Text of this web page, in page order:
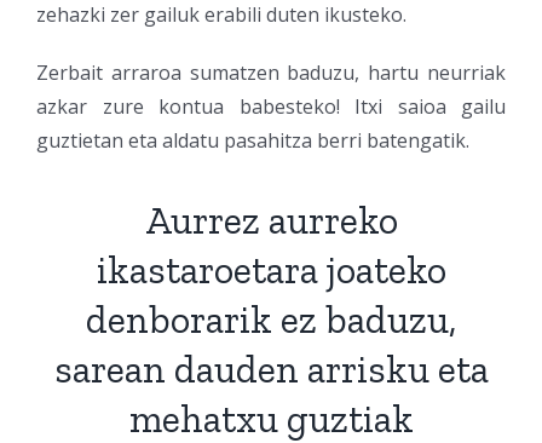
zehazki zer gailuk erabili duten ikusteko.
Zerbait arraroa sumatzen baduzu, hartu neurriak
azkar zure kontua babesteko! Itxi saioa gailu
guztietan eta aldatu pasahitza berri batengatik.
Aurrez aurreko
ikastaroetara joateko
denborarik ez baduzu,
sarean dauden arrisku eta
mehatxu guztiak